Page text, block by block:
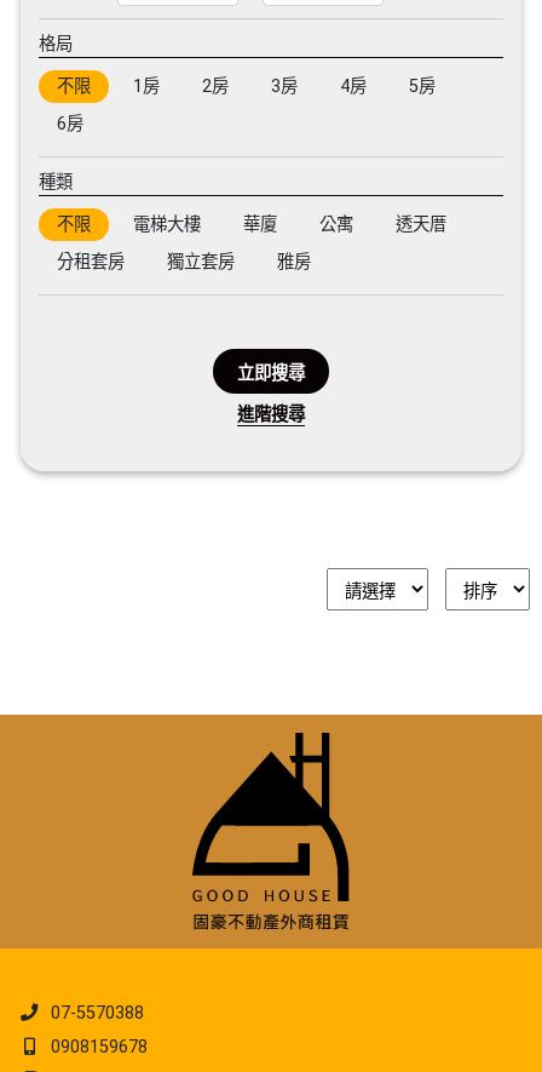
格局
不限 1房 2房 3房 4房
5房
6房
種類
不限 電梯大樓 華廈 公寓
透天厝
分租套房
獨立套房 雅房
立即搜尋
進階搜尋
07-5570388
0908159678